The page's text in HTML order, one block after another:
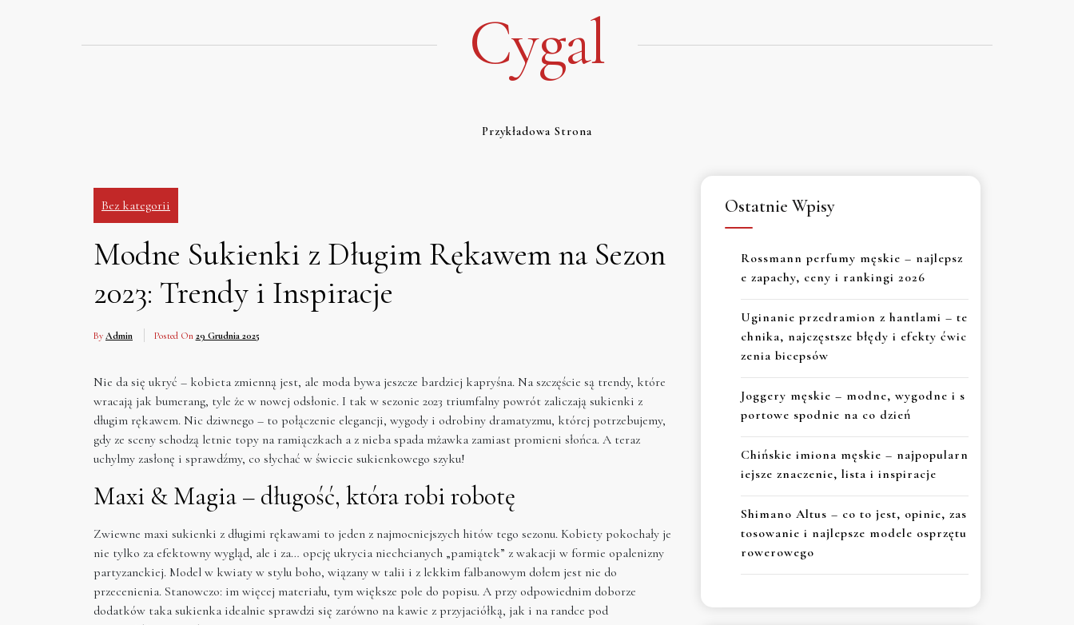
Cygal
Przykładowa Strona
Bez kategorii
Modne Sukienki z Długim Rękawem na Sezon
2023: Trendy i Inspiracje
By Admin Posted On 29 Grudnia 2025
Nie da się ukryć – kobieta zmienną jest, ale moda bywa jeszcze bardziej kapryśna. Na szczęście są trendy, które
wracają jak bumerang, tyle że w nowej odsłonie. I tak w sezonie 2023 triumfalny powrót zaliczają sukienki z
długim rękawem. Nic dziwnego – to połączenie elegancji, wygody i odrobiny dramatyzmu, której potrzebujemy,
gdy ze sceny schodzą letnie topy na ramiączkach a z nieba spada mżawka zamiast promieni słońca. A teraz
uchylmy zasłonę i sprawdźmy, co słychać w świecie sukienkowego szyku!
Maxi & Magia – długość, która robi robotę
Zwiewne maxi sukienki z długimi rękawami to jeden z najmocniejszych hitów tego sezonu. Kobiety pokochały je
nie tylko za efektowny wygląd, ale i za… opcję ukrycia niechcianych „pamiątek” z wakacji w formie opalenizny
partyzanckiej. Model w kwiaty w stylu boho, wiązany w talii i z lekkim falbanowym dołem jest nie do
przecenienia. Stanowczo: im więcej materiału, tym większe pole do popisu. A przy odpowiednim doborze
dodatków taka sukienka idealnie sprawdzi się zarówno na kawie z przyjaciółką, jak i na randce pod
Ostatnie Wpisy
Rossmann perfumy męskie – najlepsz
e zapachy, ceny i rankingi 2026
Uginanie przedramion z hantlami – te
chnika, najczęstsze błędy i efekty ćwic
zenia bicepsów
Joggery męskie – modne, wygodne i s
portowe spodnie na co dzień
Chińskie imiona męskie – najpopularn
iejsze znaczenie, lista i inspiracje
Shimano Altus – co to jest, opinie, zas
tosowanie i najlepsze modele osprzętu
rowerowego